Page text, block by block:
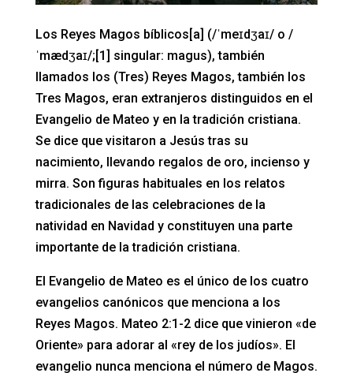
Los Reyes Magos bíblicos[a] (/ˈmeɪdʒaɪ/ o /
ˈmædʒaɪ/;[1] singular: magus), también
llamados los (Tres) Reyes Magos, también los
Tres Magos, eran extranjeros distinguidos en el
Evangelio de Mateo y en la tradición cristiana.
Se dice que visitaron a Jesús tras su
nacimiento, llevando regalos de oro, incienso y
mirra. Son figuras habituales en los relatos
tradicionales de las celebraciones de la
natividad en Navidad y constituyen una parte
importante de la tradición cristiana.
El Evangelio de Mateo es el único de los cuatro
evangelios canónicos que menciona a los
Reyes Magos. Mateo 2:1-2 dice que vinieron «de
Oriente» para adorar al «rey de los judíos». El
evangelio nunca menciona el número de Magos.